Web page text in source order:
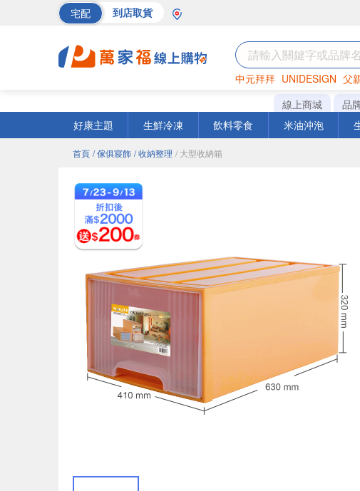
宅配 到店取貨
中元拜拜 UNIDESIGN 父
罐頭 海苔 洋芋片
線上商城 品
好康主題
生鮮冷凍 飲料零食 米油沖泡
首頁 / 傢俱寢飾 / 收納整理 / 大型收納箱